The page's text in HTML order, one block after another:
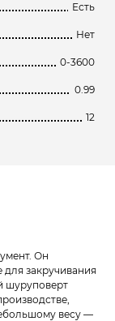
Есть
Нет
0-3600
0.99
12
Он
закручивания
шуруповерт
весу —